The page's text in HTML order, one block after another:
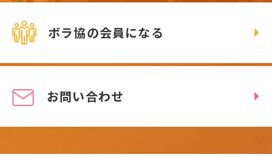
ボラ協の会員になる
お問い合わせ